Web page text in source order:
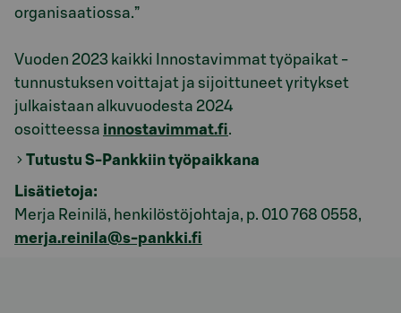
organisaatiossa.”
Vuoden 2023 kaikki Innostavimmat työpaikat -
tunnustuksen voittajat ja sijoittuneet yritykset
julkaistaan alkuvuodesta 2024
osoitteessa innostavimmat.fi.
Tutustu S-Pankkiin työpaikkana
Lisätietoja:
Merja Reinilä, henkilöstöjohtaja, p. 010 768 0558,
merja.reinila@s-pankki.fi